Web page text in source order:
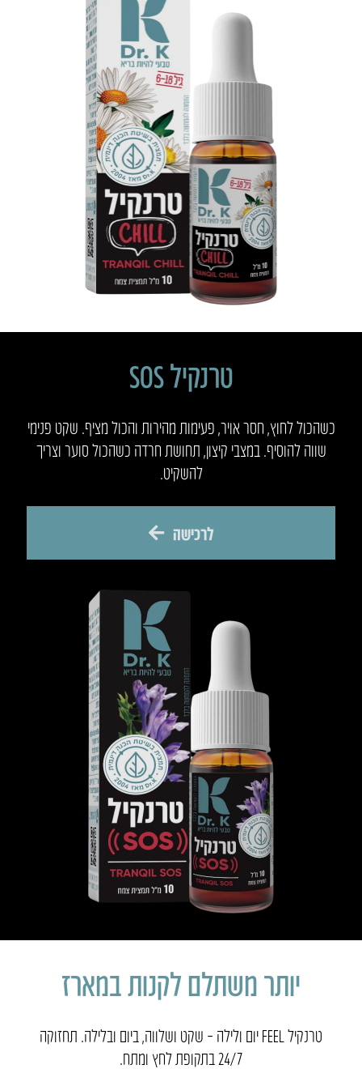
טרנקיל SOS
כשהכול לחוץ, חסר אויר, פעימות מהירות והכול מציף. שקט פנימי
שווה להוסיף. במצבי קיצון, תחושת חרדה כשהכול סוער וצריך
להשקיט.
לרכישה
יותר משתלם לקנות במארז
טרנקיל FEEL יום ולילה – שקט ושלווה, ביום ובלילה. תחזוקה
24/7 בתקופת לחץ ומתח.